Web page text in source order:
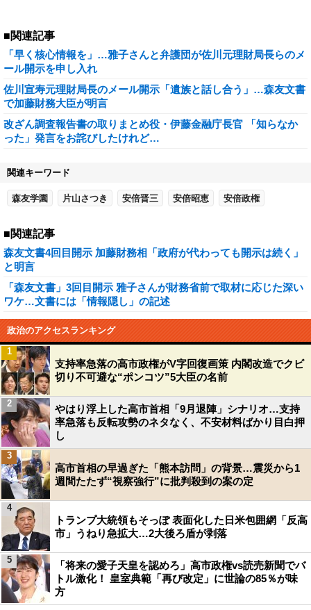
■関連記事
「早く核心情報を」…雅子さんと弁護団が佐川元理財局長らのメ
ール開示を申し入れ
佐川宣寿元理財局長のメール開示「遺族と話し合う」…森友文書
で加藤財務大臣が明言
改ざん調査報告書の取りまとめ役・伊藤金融庁長官 「知らなか
った」発言をお詫びしたけれど…
関連キーワード
森友学園 片山さつき 安倍晋三 安倍昭恵 安倍政権
■関連記事
森友文書4回目開示 加藤財務相「政府が代わっても開示は続く」
と明言
「森友文書」3回目開示 雅子さんが財務省前で取材に応じた深い
ワケ…文書には「情報隠し」の記述
政治のアクセスランキング
支持率急落の高市政権がV字回復画策 内閣改造でクビ
切り不可避な“ポンコツ”5大臣の名前
1
やはり浮上した高市首相「9月退陣」シナリオ…支持
率急落も反転攻勢のネタなく、不安材料ばかり目白押
し
2
高市首相の早過ぎた「熊本訪問」の背景…震災から1
週間たたず“視察強行”に批判殺到の案の定
3
トランプ大統領もそっぽ 表面化した日米包囲網「反高
市」うねり急拡大…2大後ろ盾が剥落
4
「将来の愛子天皇を認めろ」高市政権vs読売新聞でバ
トル激化！ 皇室典範「再び改定」に世論の85％が味
方
5